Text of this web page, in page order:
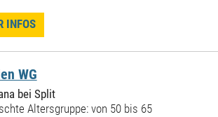
INFOS
WG
bei Split
Altersgruppe: von 50 bis 65